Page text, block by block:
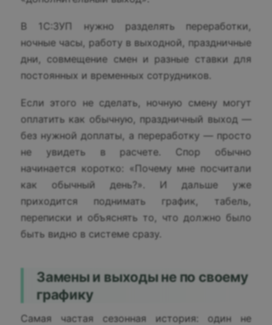
В 1С:ЗУП нужно разделять переработки,
ночные часы, работу в выходной, праздничные
дни, совмещение смен и разные ставки для
постоянных и временных сотрудников.
Если этого не сделать, ночную смену могут
оплатить как обычную, праздничный выход —
без нужной доплаты, а переработку — просто
не увидеть в расчете. Спор обычно
начинается коротко: «Почему мне посчитали
как обычный день?». И дальше уже
приходится поднимать график, табель,
переписки и объяснять то, что должно было
быть видно в системе сразу.
Замены и выходы не по своему
графику
Самая частая сезонная история: один не